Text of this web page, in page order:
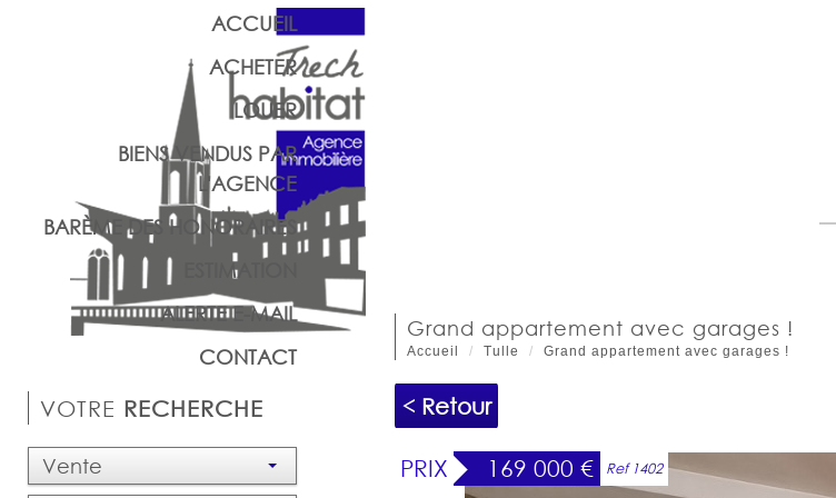
ACCUEIL
ACHETER
LOUER
BIENS VENDUS PAR
L'AGENCE
BARÈME DES HONORAIRES
ESTIMATION
ALERTE E-MAIL
CONTACT
VOTRE RECHERCHE
Vente
grand appartement avec garages !
Accueil Tulle Grand appartement avec garages !
< Retour
PRIX 169 000 € Ref 1402